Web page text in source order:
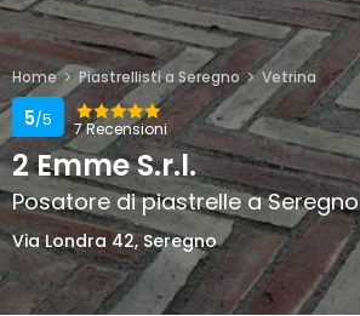
Home Piastrellisti a Seregno Vetrina
7 Recensioni
5/5
2 Emme S.r.l.
Posatore di piastrelle a Seregno
Via Londra 42, Seregno